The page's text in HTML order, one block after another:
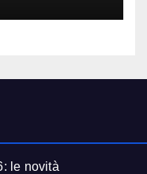
le novità